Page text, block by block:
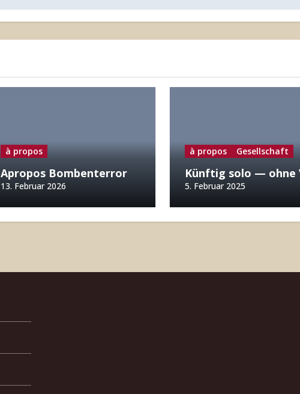
à propos
Apropos Bombenterror
13. Februar 2026
à propos Gesellschaft
Künftig solo — ohne
5. Februar 2025